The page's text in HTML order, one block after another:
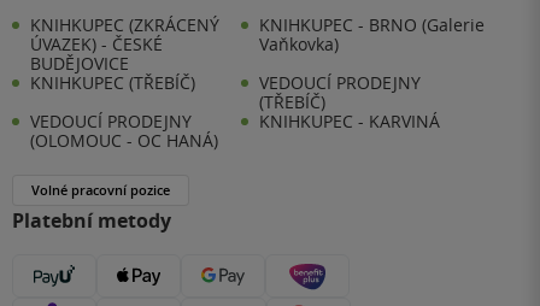
KNIHKUPEC (ZKRÁCENÝ
ÚVAZEK) - ČESKÉ
BUDĚJOVICE
KNIHKUPEC - BRNO (Galerie
Vaňkovka)
KNIHKUPEC (TŘEBÍČ)
VEDOUCÍ PRODEJNY
(TŘEBÍČ)
VEDOUCÍ PRODEJNY
(OLOMOUC - OC HANÁ)
KNIHKUPEC - KARVINÁ
Volné pracovní pozice
Platební metody